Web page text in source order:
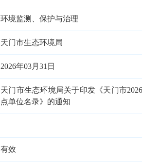
环境监测、保护与治理
天门市生态环境局
2026年03月31日
天门市生态环境局关于印发《天门市
点单位名录》的通知
有效